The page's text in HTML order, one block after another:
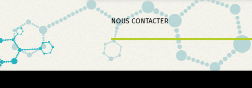
Aller
au
contenu
NOUS CONTACTER